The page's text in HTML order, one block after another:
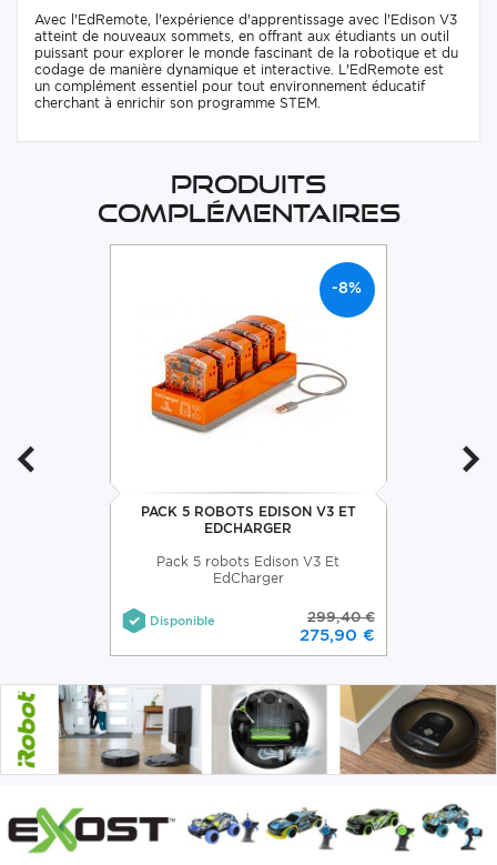
Avec l'EdRemote, l'expérience d'apprentissage avec l'Edison V3
atteint de nouveaux sommets, en offrant aux étudiants un outil
puissant pour explorer le monde fascinant de la robotique et du
codage de manière dynamique et interactive. L'EdRemote est
un complément essentiel pour tout environnement éducatif
cherchant à enrichir son programme STEM.
Produits
complémentaires
-8%
PACK 5 ROBOTS EDISON V3 ET
EDCHARGER
Pack 5 robots Edison V3 Et
EdCharger
Disponible 299,40 €
275,90 €